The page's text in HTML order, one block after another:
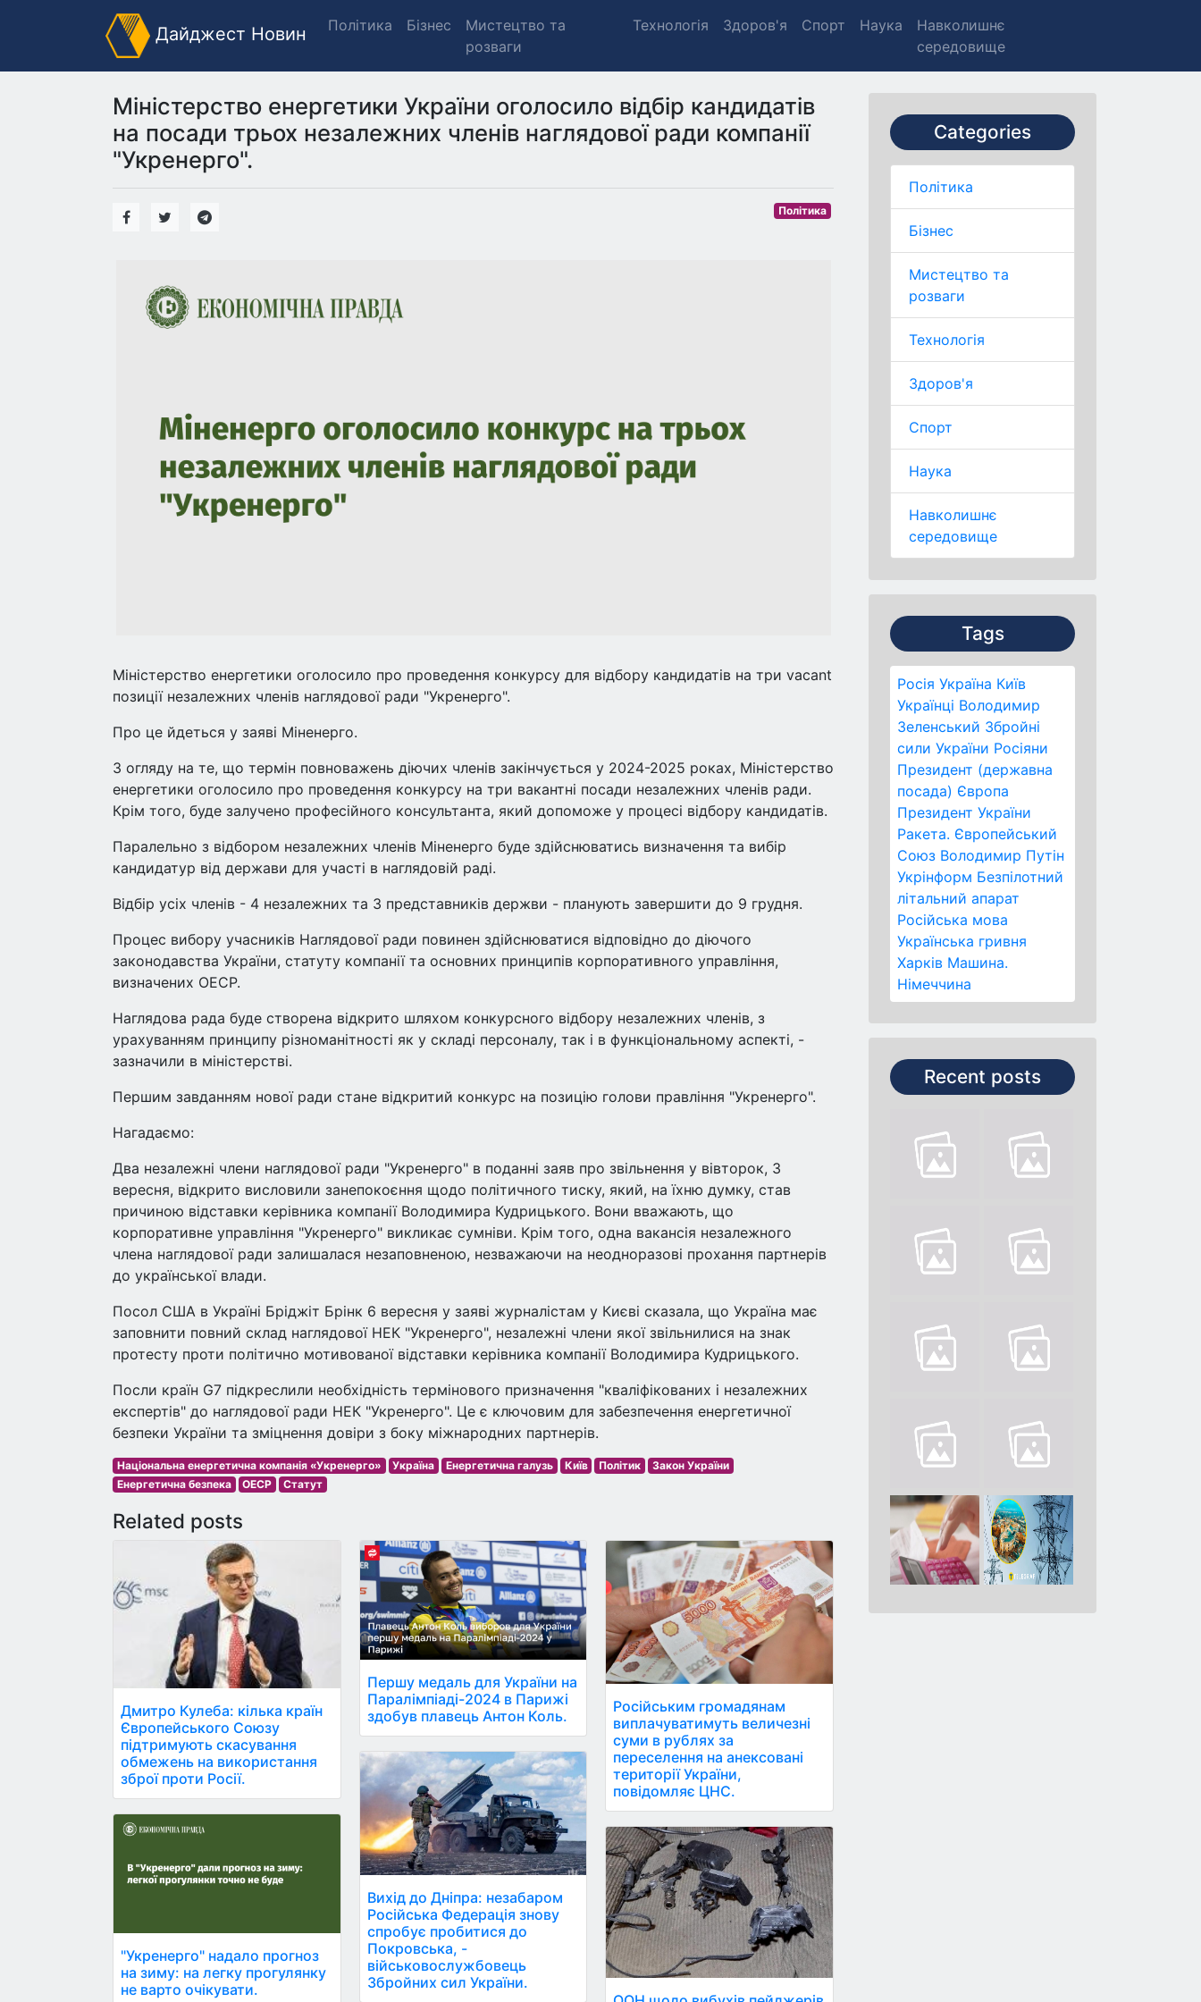
Дайджест Новин Політика Бізнес
Мистецтво та
розваги
Технологія Здоров'я Спорт Наука
Навколишнє
середовище
Categories
Політика
Бізнес
Мистецтво та
розваги
Технологія
Здоров'я
Спорт
Наука
Навколишнє
середовище
Tags
Росія Україна Київ
Українці Володимир
Зеленський Збройні
сили України Росіяни
Президент (державна
посада) Європа
Президент України
Ракета. Європейський
Союз Володимир Путін
Укрінформ Безпілотний
літальний апарат
Російська мова
Українська гривня
Харків Машина.
Німеччина
Recent posts
Міністерство енергетики України оголосило відбір кандидатів
на посади трьох незалежних членів наглядової ради компанії
"Укренерго".
Політика
Міністерство енергетики оголосило про проведення конкурсу для відбору кандидатів на три vacant
позиції незалежних членів наглядової ради "Укренерго".
Про це йдеться у заяві Міненерго.
З огляду на те, що термін повноважень діючих членів закінчується у 2024-2025 роках, Міністерство
енергетики оголосило про проведення конкурсу на три вакантні посади незалежних членів ради.
Крім того, буде залучено професійного консультанта, який допоможе у процесі відбору кандидатів.
Паралельно з відбором незалежних членів Міненерго буде здійснюватись визначення та вибір
кандидатур від держави для участі в наглядовій раді.
Відбір усіх членів - 4 незалежних та 3 представників держви - планують завершити до 9 грудня.
Процес вибору учасників Наглядової ради повинен здійснюватися відповідно до діючого
законодавства України, статуту компанії та основних принципів корпоративного управління,
визначених ОЕСР.
Наглядова рада буде створена відкрито шляхом конкурсного відбору незалежних членів, з
урахуванням принципу різноманітності як у складі персоналу, так і в функціональному аспекті, -
зазначили в міністерстві.
Першим завданням нової ради стане відкритий конкурс на позицію голови правління "Укренерго".
Нагадаємо:
Два незалежні члени наглядової ради "Укренерго" в поданні заяв про звільнення у вівторок, 3
вересня, відкрито висловили занепокоєння щодо політичного тиску, який, на їхню думку, став
причиною відставки керівника компанії Володимира Кудрицького. Вони вважають, що
корпоративне управління "Укренерго" викликає сумніви. Крім того, одна вакансія незалежного
члена наглядової ради залишалася незаповненою, незважаючи на неодноразові прохання партнерів
до української влади.
Посол США в Україні Бріджіт Брінк 6 вересня у заяві журналістам у Києві сказала, що Україна має
заповнити повний склад наглядової НЕК "Укренерго", незалежні члени якої звільнилися на знак
протесту проти політично мотивованої відставки керівника компанії Володимира Кудрицького.
Посли країн G7 підкреслили необхідність термінового призначення "кваліфікованих і незалежних
експертів" до наглядової ради НЕК "Укренерго". Це є ключовим для забезпечення енергетичної
безпеки України та зміцнення довіри з боку міжнародних партнерів.
Національна енергетична компанія «Укренерго» Україна Енергетична галузь Київ Політик
Закон України
Енергетична безпека
ОЕСР Статут
Related posts
Дмитро Кулеба: кілька країн
Європейського Союзу
підтримують скасування
обмежень на використання
зброї проти Росії.
"Укренерго" надало прогноз
на зиму: на легку прогулянку
не варто очікувати.
Першу медаль для України на
Паралімпіаді-2024 в Парижі
здобув плавець Антон Коль.
Вихід до Дніпра: незабаром
Російська Федерація знову
спробує пробитися до
Покровська, -
військовослужбовець
Збройних сил України.
Російським громадянам
виплачуватимуть величезні
суми в рублях за
переселення на анексовані
території України,
повідомляє ЦНС.